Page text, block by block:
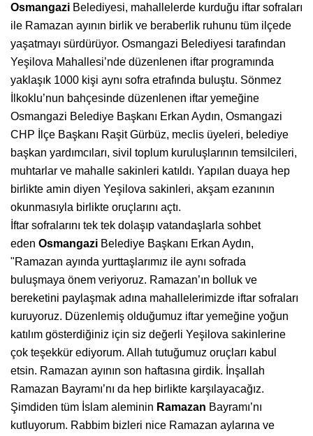
Osmangazi Belediyesi, mahallelerde kurduğu iftar sofraları
ile Ramazan ayının birlik ve beraberlik ruhunu tüm ilçede
yaşatmayı sürdürüyor. Osmangazi Belediyesi tarafından
Yeşilova Mahallesi’nde düzenlenen iftar programında
yaklaşık 1000 kişi aynı sofra etrafında buluştu. Sönmez
İlkoklu’nun bahçesinde düzenlenen iftar yemeğine
Osmangazi Belediye Başkanı Erkan Aydın, Osmangazi
CHP İlçe Başkanı Raşit Gürbüz, meclis üyeleri, belediye
başkan yardımcıları, sivil toplum kuruluşlarının temsilcileri,
muhtarlar ve mahalle sakinleri katıldı. Yapılan duaya hep
birlikte amin diyen Yeşilova sakinleri, akşam ezanının
okunmasıyla birlikte oruçlarını açtı.
İftar sofralarını tek tek dolaşıp vatandaşlarla sohbet
eden Osmangazi Belediye Başkanı Erkan Aydın,
"Ramazan ayında yurttaşlarımız ile aynı sofrada
buluşmaya önem veriyoruz. Ramazan’ın bolluk ve
bereketini paylaşmak adına mahallelerimizde iftar sofraları
kuruyoruz. Düzenlemiş olduğumuz iftar yemeğine yoğun
katılım gösterdiğiniz için siz değerli Yeşilova sakinlerine
çok teşekkür ediyorum. Allah tutuğumuz oruçları kabul
etsin. Ramazan ayının son haftasına girdik. İnşallah
Ramazan Bayramı’nı da hep birlikte karşılayacağız.
Şimdiden tüm İslam aleminin Ramazan Bayramı’nı
kutluyorum. Rabbim bizleri nice Ramazan aylarına ve